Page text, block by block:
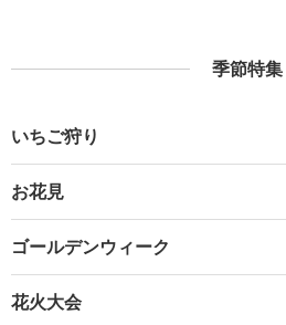
季節特集
いちご狩り
お花見
ゴールデンウィーク
花火大会